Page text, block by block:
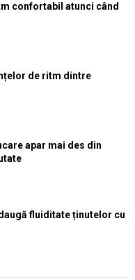
confortabil atunci când
de ritm dintre
apar mai des din
fluiditate ținutelor cu